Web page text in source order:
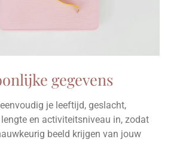
gegevens
je leeftijd, geslacht,
en activiteitsniveau in, zodat
beeld krijgen van jouw